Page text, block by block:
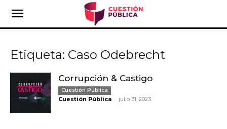
Etiqueta: Caso Odebrecht
Corrupción & Castigo
Cuestión Pública
Cuestión Pública - julio 31, 2023